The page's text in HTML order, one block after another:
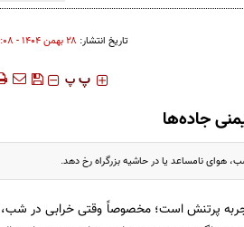
تاریخ انتشار: ۲۸ بهمن ۱۴۰۴ - ۱۶:۰۸
‍‍‍ پ پ
جاده‌ها
هوای نامساعد یا در حاشیه بزرگراه رخ دهد.
تجربه پرتنش است؛ مخصوصاً وقتی خرابی در شب،